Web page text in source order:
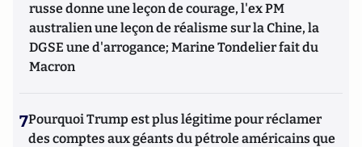
russe donne une leçon de courage, l'ex PM
australien une leçon de réalisme sur la Chine, la
DGSE une d'arrogance; Marine Tondelier fait du
Macron
7Pourquoi Trump est plus légitime pour réclamer
des comptes aux géants du pétrole américains que